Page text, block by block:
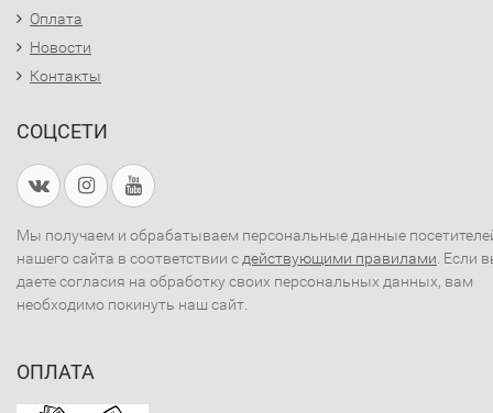
Оплата
Новости
Контакты
СОЦСЕТИ
Мы получаем и обрабатываем персональные данные
нашего сайта в соответствии с действующими правилами . Если
даете согласия на обработку своих персональных данных, вам
необходимо покинуть наш сайт.
ОПЛАТА